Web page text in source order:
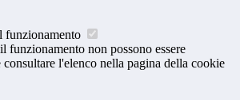
funzionamento
funzionamento non possono essere
l'elenco nella pagina della cookie